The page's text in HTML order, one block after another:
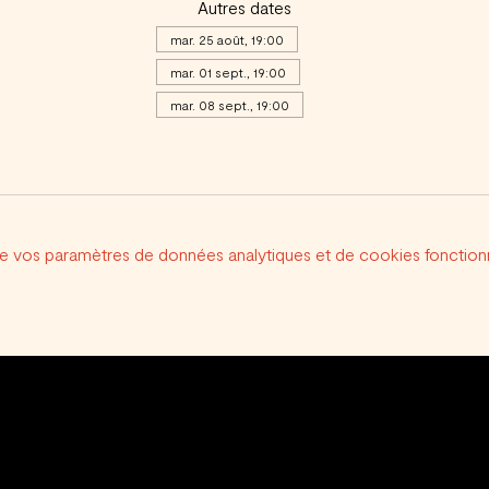
Autres dates
mar. 25 août, 19:00
mar. 01 sept., 19:00
mar. 08 sept., 19:00
vos paramètres de données analytiques et de cookies